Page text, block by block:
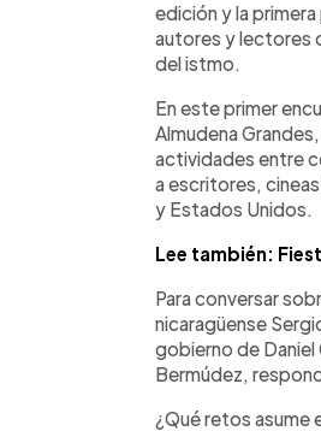
edición y la
autores y lectores
del istmo.
En este primer
Almudena
actividades entre
a escritores,
y Estados Unidos.
Lee también:
Para conversar
nicaragüense
gobierno de
Bermúdez,
¿Qué retos asume